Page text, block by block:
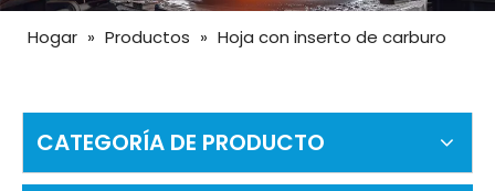
Hogar » Productos » Hoja con inserto de carburo
CATEGORÍA DE PRODUCTO